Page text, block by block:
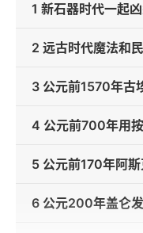
1 新石器时代一起
2 远古时代魔法和
3 公元前1570年古
4 公元前700年用
5 公元前170年阿
6 公元200年盖仑